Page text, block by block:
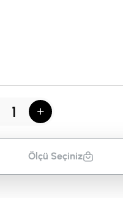
Ölçü Seçiniz